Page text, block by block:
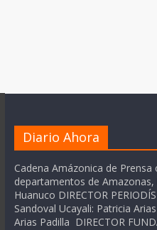
Diario Ahora
Cadena Amázonica de
departamentos de
Huanuco DIRECTOR
Sandoval Ucayali: Patricia
Arias Padilla DIRECTOR